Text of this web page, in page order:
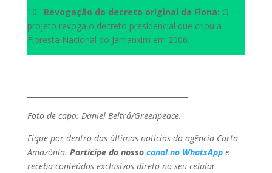
10. Revogação do decreto original da Flona: O
projeto revoga o decreto presidencial que criou a
Floresta Nacional do Jamanxim em 2006.
Foto de capa: Daniel Beltrá/Greenpeace.
Fique por dentro das últimas notícias da agência Carta
Amazônia. Participe do nosso canal no WhatsApp e
receba conteúdos exclusivos direto no seu celular.